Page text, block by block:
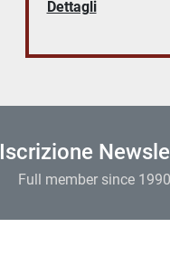
Dettagli
Iscrizione
Full member since